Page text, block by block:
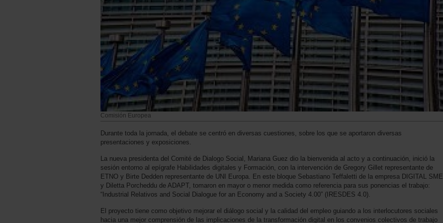
Comisión Europea
Durante toda la jornada, el debate se centró en diversas cuestiones, sobre los que se aportaron diversas
presentaciones y exposiciones.
La nueva presidenta del Comité de Dialogo Social, Mariana Guez dio la bienvenida al acto y a continuación, inició la
sesión entorno al epígrafe Habilidades digitales y Formación, con la intervención de Gregory Gillet representante de
ETNO y Birte Dedden representante de UNI Europa. En este bloque Sebastiano Teffaletti de la empresa DIGITAL SME
y Diletta Porcheddu de ADAPT, tomaron en mayor o menor medida como referencia para sus ponencias el trabajo:
“Industrial Relativos and Social Dialogue for an Economy and a Society 4.00” (IRESDES 4.0).
El proyecto tiene como objetivo mejorar el diálogo social y la calidad del empleo guiando a los interlocutores sociales
hacia una mejor comprensión de las implicaciones de la transformación digital en los convenios colectivos de trabajo